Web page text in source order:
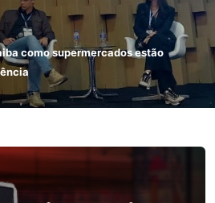
como supermercados estão